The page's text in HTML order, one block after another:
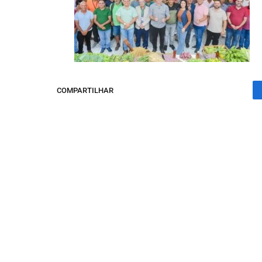
COMPARTILHAR